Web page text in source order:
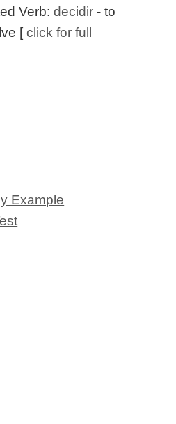
Verb:decidir - to
[click for full
Example